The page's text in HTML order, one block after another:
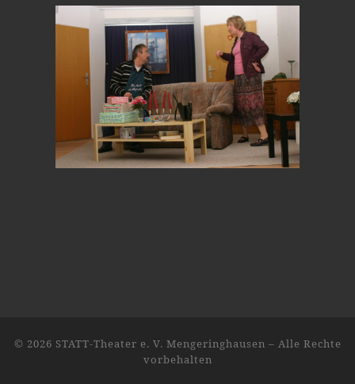
© 2026 STATT-Theater e. V. Mengeringhausen – Alle Rechte
vorbehalten